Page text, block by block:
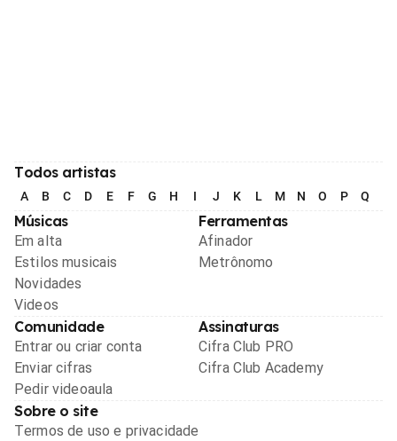
Todos artistas
A B C D E F G H I J K L M N O P Q
Músicas
Em alta
Estilos musicais
Novidades
Videos
Ferramentas
Afinador
Metrônomo
Comunidade
Entrar ou criar conta
Enviar cifras
Pedir videoaula
Assinaturas
Cifra Club PRO
Cifra Club Academy
Sobre o site
Termos de uso e privacidade